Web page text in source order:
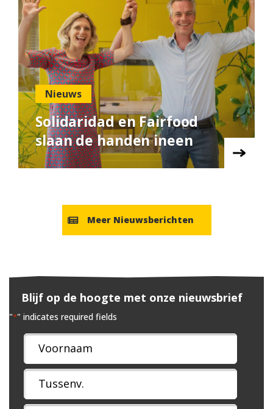
Nieuws
Solidaridad en Fairfood
slaan de handen ineen
Meer Nieuwsberichten
Blijf op de hoogte met onze nieuwsbrief
"*" indicates required fields
Naam
*